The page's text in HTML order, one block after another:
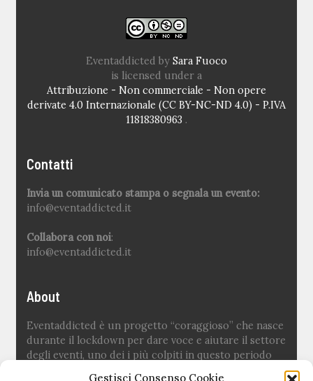
Gestisci Consenso Cookie
Eventaddicted by Sara Fuoco
is licensed under a
Attribuzione - Non commerciale - Non opere
derivate 4.0 Internazionale (CC BY-NC-ND 4.0) - P.IVA
11818380963 .
Contatti
Invia un comunicato stampa o segnala un evento:
info@eventaddicted.it
Collabora con noi:
info@eventaddicted.it
About
Eventaddicted è un progetto “coraggioso” che nasce
durante il lockdown per dare voce e aiutare il settore
degli eventi, uno dei i più colpiti in questo periodo